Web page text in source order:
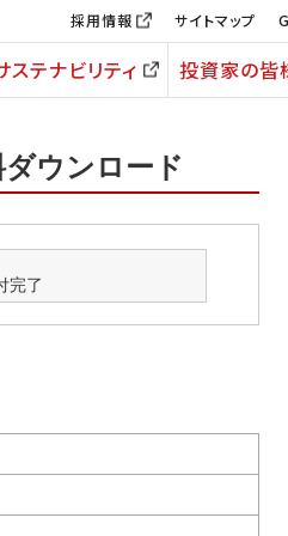
採用情報 サイトマップ
ステナビリティ 投資家の皆
ウンロード
完了